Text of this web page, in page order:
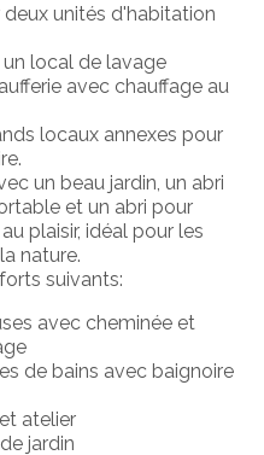
unités d'habitation
local de lavage
avec chauffage au
locaux annexes pour
un beau jardin, un abri
et un abri pour
plaisir, idéal pour les
nature.
suivants:
avec cheminée et
de bains avec baignoire
atelier
jardin